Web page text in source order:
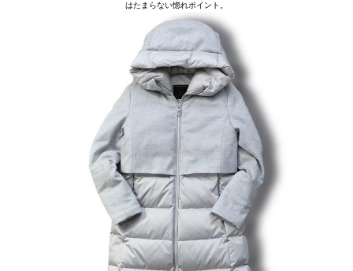
はたまらない惚れポイント。